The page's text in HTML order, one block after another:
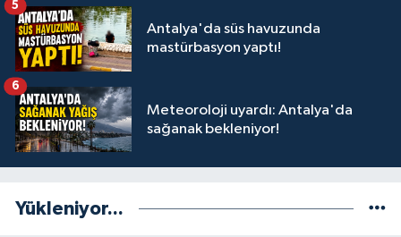
Antalya'da süs havuzunda
mastürbasyon yaptı!
5
Meteoroloji uyardı: Antalya'da
sağanak bekleniyor!
6
Yükleniyor...